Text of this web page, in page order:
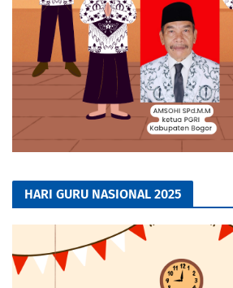
HARI GURU NASIONAL 2025